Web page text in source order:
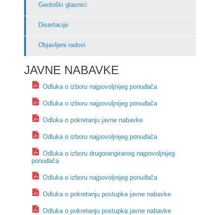
Geološki glasnici
Disertacije
Objavljeni radovi
JAVNE NABAVKE
Odluka o izboru najpovoljnijeg ponuđača
Odluka o izboru najpovoljnijeg ponuđača
Odluka o pokretanju javne nabavke
Odluka o izboru najpovoljnijeg ponuđača
Odluka o izboru drugorangiranog najpovoljnijeg
ponuđača
Odluka o izboru najpovoljnijeg ponuđača
Odluka o pokretanju postupka javne nabavke
Odluka o pokretanju postupka javne nabavke